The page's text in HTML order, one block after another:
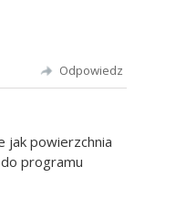
Odpowiedz
jak powierzchnia
programu